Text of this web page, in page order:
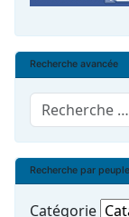
Recherche avancée
Rechercher
Recherche par
Catégorie